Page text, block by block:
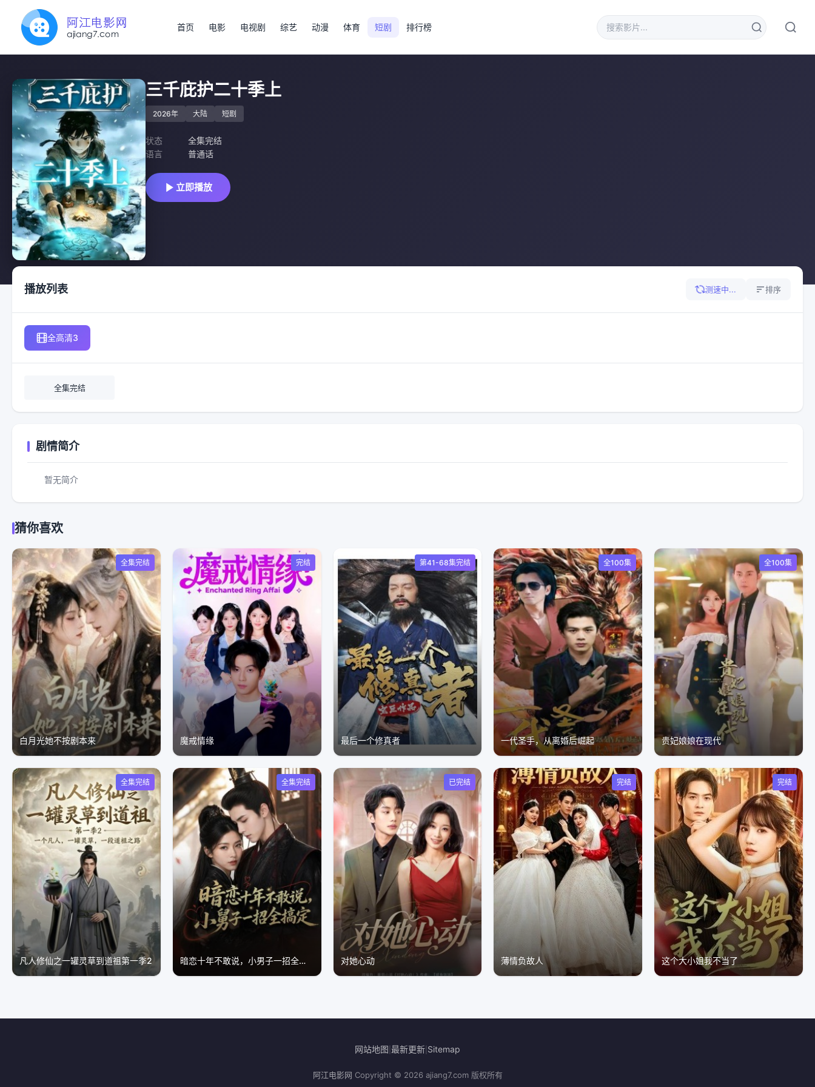
首页 电影 电视剧 综艺 动漫 体育 短剧 排行榜
三千庇护二十季上
2026年 大陆 短剧
状态
全集完结
语言
普通话
立即播放
播放列表 测速中... 排序
全高清3
全集完结
剧情简介
暂无简介
猜你喜欢
全集完结
白月光她不按剧本来
完结
魔戒情缘
第41-68集完结
最后一个修真者
全100集
一代圣手，从离婚后崛起
全100集
贵妃娘娘在现代
全集完结
凡人修仙之一罐灵草到道祖第一季2
全集完结
暗恋十年不敢说，小男子一招全搞定
已完结
对她心动
完结
薄情负故人
完结
这个大小姐我不当了
网站地图 最新更新 Sitemap
阿江电影网 Copyright © 2026 ajiang7.com 版权所有